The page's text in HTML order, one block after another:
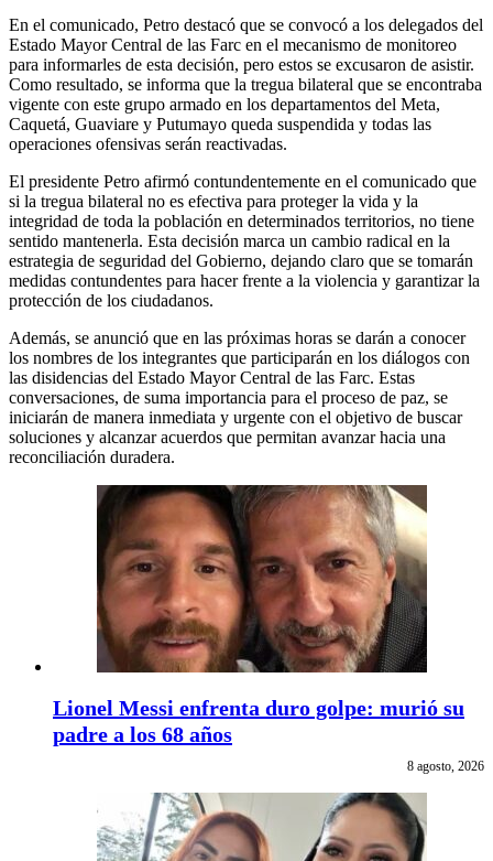
En el comunicado, Petro destacó que se convocó a los delegados del
Estado Mayor Central de las Farc en el mecanismo de monitoreo
para informarles de esta decisión, pero estos se excusaron de asistir.
Como resultado, se informa que la tregua bilateral que se encontraba
vigente con este grupo armado en los departamentos del Meta,
Caquetá, Guaviare y Putumayo queda suspendida y todas las
operaciones ofensivas serán reactivadas.
El presidente Petro afirmó contundentemente en el comunicado que
si la tregua bilateral no es efectiva para proteger la vida y la
integridad de toda la población en determinados territorios, no tiene
sentido mantenerla. Esta decisión marca un cambio radical en la
estrategia de seguridad del Gobierno, dejando claro que se tomarán
medidas contundentes para hacer frente a la violencia y garantizar la
protección de los ciudadanos.
Además, se anunció que en las próximas horas se darán a conocer
los nombres de los integrantes que participarán en los diálogos con
las disidencias del Estado Mayor Central de las Farc. Estas
conversaciones, de suma importancia para el proceso de paz, se
iniciarán de manera inmediata y urgente con el objetivo de buscar
soluciones y alcanzar acuerdos que permitan avanzar hacia una
reconciliación duradera.
Lionel Messi enfrenta duro golpe: murió su
padre a los 68 años
8 agosto, 2026